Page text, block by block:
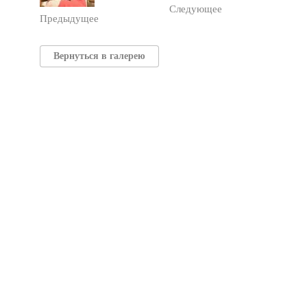
Предыдущее
Следующее
Вернуться в галерею